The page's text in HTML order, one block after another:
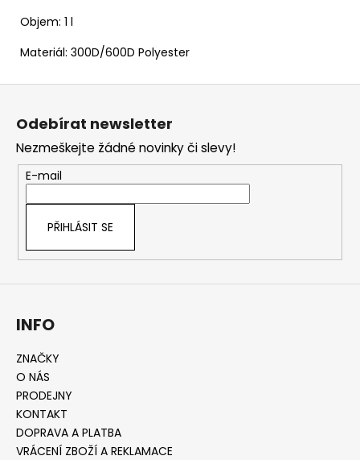
Objem: 1 l
Materiál: 300D/600D Polyester
Z
Odebírat newsletter
Nezmeškejte žádné novinky či slevy!
E-mail
PŘIHLÁSIT SE
INFO
ZNAČKY
O NÁS
PRODEJNY
KONTAKT
DOPRAVA A PLATBA
VRÁCENÍ ZBOŽÍ A REKLAMACE